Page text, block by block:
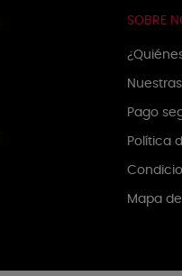
SOBRE
Pago
Política
Mapa